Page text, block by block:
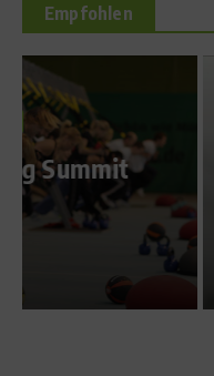
Empfohlen
Snacks
Minimax-